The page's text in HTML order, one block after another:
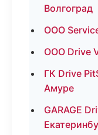
Волгоград
ООО
ООО Drive
ГК Drive
Амуре
GARAGE